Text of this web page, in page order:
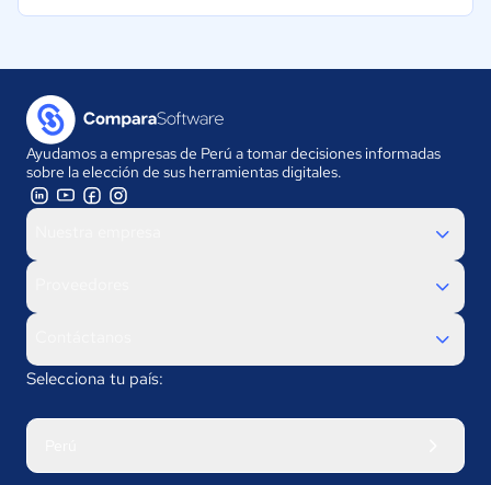
Ayudamos a empresas de Perú a tomar decisiones informadas
sobre la elección de sus herramientas digitales.
Selecciona tu país: